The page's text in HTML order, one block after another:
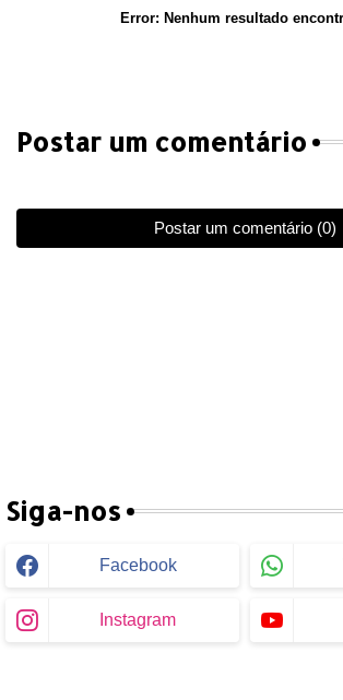
Error: Nenhum resultado
Postar um comentário
Postar um comentário (0)
Siga-nos
Facebook
Instagram